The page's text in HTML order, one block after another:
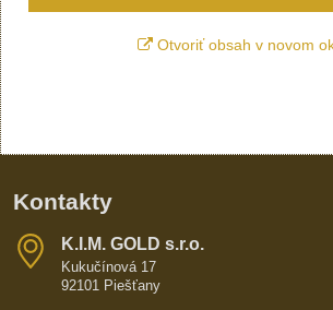
Otvoriť obsah v novom
Kontakty
K​​.I​​.M​​. GOLD s​​.r​​.o​​.
Kukučínová 17
92101 Piešťany